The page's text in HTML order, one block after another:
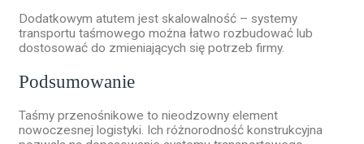
Dodatkowym atutem jest skalowalność – systemy
transportu taśmowego można łatwo rozbudować lub
dostosować do zmieniających się potrzeb firmy.
Podsumowanie
Taśmy przenośnikowe to nieodzowny element
nowoczesnej logistyki. Ich różnorodność konstrukcyjna